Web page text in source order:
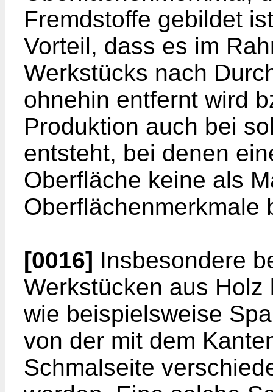
Fremdstoffe gebildet
Vorteil, dass es im
Werkstücks nach
ohnehin entfernt wird
Produktion auch bei
entsteht, bei denen
Oberfläche keine als
Oberflächenmerkmale
[0016] Insbesondere
Werkstücken aus
wie beispielsweise
von der mit dem
Schmalseite